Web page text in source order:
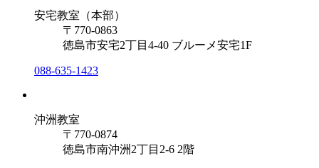
安宅教室（本部）
〒770-0863
徳島市安宅2丁目4-40 ブルーメ安宅1F
088-635-1423
沖洲教室
〒770-0874
徳島市南沖洲2丁目2-6 2階